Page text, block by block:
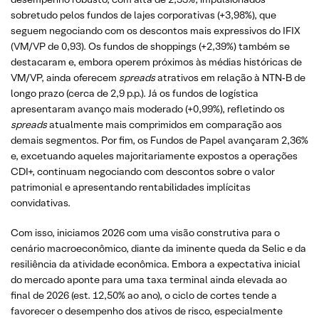
sobretudo pelos fundos de lajes corporativas (+3,98%), que
seguem negociando com os descontos mais expressivos do IFIX
(VM/VP de 0,93). Os fundos de shoppings (+2,39%) também se
destacaram e, embora operem próximos às médias históricas de
VM/VP, ainda oferecem spreadsatrativos em relação à NTN‑B de
longo prazo (cerca de 2,9 p.p.). Já os fundos de logística
apresentaram avanço mais moderado (+0,99%), refletindo os
spreadsatualmente mais comprimidos em comparação aos
demais segmentos. Por fim, os Fundos de Papel avançaram 2,36%
e, excetuando aqueles majoritariamente expostos a operações
CDI+, continuam negociando com descontos sobre o valor
patrimonial e apresentando rentabilidades implícitas
convidativas.
Com isso, iniciamos 2026 com uma visão construtiva para o
cenário macroeconômico, diante da iminente queda da Selic e da
resiliência da atividade econômica. Embora a expectativa inicial
do mercado aponte para uma taxa terminal ainda elevada ao
final de 2026 (est. 12,50% ao ano), o ciclo de cortes tende a
favorecer o desempenho dos ativos de risco, especialmente